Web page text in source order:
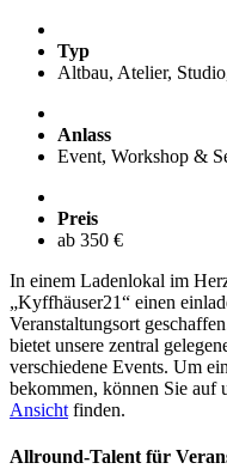
Typ
Altbau, Atelier,
Anlass
Event, Workshop &
Preis
ab 350 €
In einem Ladenlokal im
„Kyffhäuser21“ einen
Veranstaltungsort
bietet unsere zentral
verschiedene Events. Um
bekommen, können Sie auf
Ansicht finden.
Allround-Talent für